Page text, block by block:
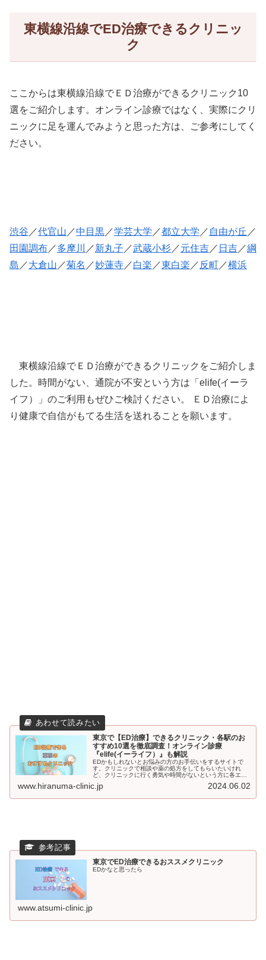
東横線沿線でED治療できるクリニッ
ク
ここからは東横線沿線でＥＤ治療ができるクリニック10
選をご紹介します。オンライン診療ではなく、実際にクリ
ニックに足を運んでみようと思った方は、ご参考にしてく
ださい。
渋谷 ／代官山 ／中目黒 ／学芸大学 ／都立大学 ／ 自由が丘 ／
田園調布 ／多摩川 ／新丸子 ／武蔵小杉 ／元住吉 ／ 日吉 ／綱
島 ／大倉山 ／菊名 ／妙蓮寺 ／白楽 ／東白楽 ／ 反町 ／横浜
東横線沿線でＥＤ治療ができるクリニックをご紹介しま
した。時間がない、通院が不安という方は「elife(イーラ
イフ）」のご利用もぜひご検討ください。 ＥＤ治療によ
り健康で自信がもてる生活を送れることを願います。
東京で【ED治療】できるクリニック・各駅のお
すすめ10選を徹底調査！オンライン診療
『elife(イーライフ）』も解説
EDかもしれないとお悩みの方のお手伝いをするサイトで
す。クリニックで相談や薬の処方をしてもらいたいけれ
ど、クリニックに行く勇気や時間がないという方に各エリ
ある方はオンラインクリニックもおススメしています。
www.hiranuma-clinic.jp 2024.06.02
東京でED治療できるおススメクリニック
EDかなと思ったら
www.atsumi-clinic.jp